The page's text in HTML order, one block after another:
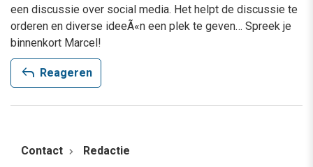
een discussie over social media. Het helpt de discussie te
orderen en diverse ideeÃ«n een plek te geven… Spreek je
binnenkort Marcel!
reply Reageren
Contact Redactie